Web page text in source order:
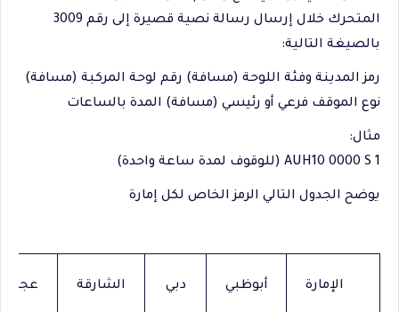
المتحرك خلال إرسال رسالة نصية قصيرة إلى رقم 3009
بالصيغة التالية:
رمز المدينة وفئة اللوحة (مسافة) رقم لوحة المركبة (مسافة)
نوع الموقف فرعي أو رئيسي (مسافة) المدة بالساعات
مثال:
AUH10 0000 S 1 (للوقوف لمدة ساعة واحدة)
يوضح الجدول التالي الرمز الخاص لكل إمارة
الإمارة أبوظبي دبي الشارقة